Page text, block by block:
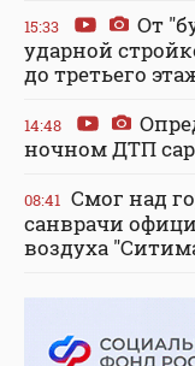
15:33
От
ударной
до третьего
14:48
ночном ДТП
08:41 Смог над
санврачи
воздуха